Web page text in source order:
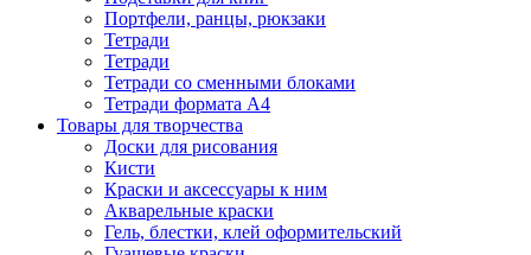
Портфели, ранцы, рюкзаки
Тетради
Тетради
Тетради со сменными блоками
Тетради формата А4
Товары для творчества
Доски для рисования
Кисти
Краски и аксессуары к ним
Акварельные краски
Гель, блестки, клей оформительский